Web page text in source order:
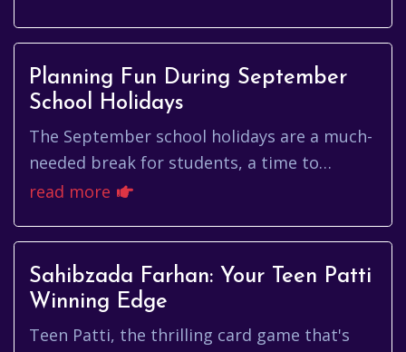
Planning Fun During September
School Holidays
The September school holidays are a much-
needed break for students, a time to
recharge, explore new interests, and simply
read more
Sahibzada Farhan: Your Teen Patti
Winning Edge
Teen Patti, the thrilling card game that's